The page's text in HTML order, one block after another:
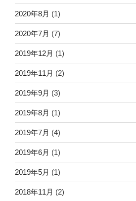
2020年8月 (1)
2020年7月 (7)
2019年12月 (1)
2019年11月 (2)
2019年9月 (3)
2019年8月 (1)
2019年7月 (4)
2019年6月 (1)
2019年5月 (1)
2018年11月 (2)